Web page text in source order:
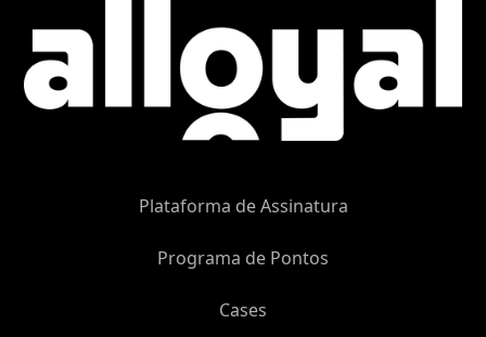
Plataforma de Assinatura
Programa de Pontos
Cases